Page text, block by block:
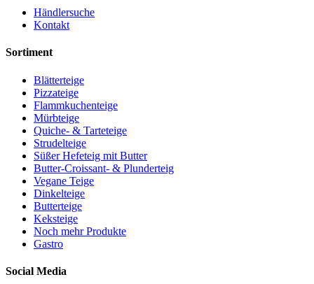
Händlersuche
Kontakt
Sortiment
Blätterteige
Pizzateige
Flammkuchenteige
Mürbteige
Quiche- & Tarteteige
Strudelteige
Süßer Hefeteig mit Butter
Butter-Croissant- & Plunderteig
Vegane Teige
Dinkelteige
Butterteige
Keksteige
Noch mehr Produkte
Gastro
Social Media